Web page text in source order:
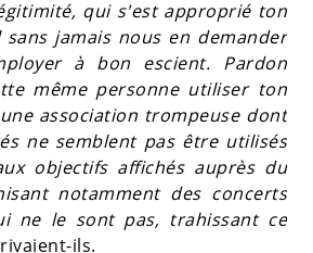
qui s'est approprié ton
jamais nous en demander
à bon escient. Pardon
même personne utiliser ton
association trompeuse dont
ne semblent pas être utilisés
objectifs affichés auprès du
notamment des concerts
ne le sont pas, trahissant ce
ils.